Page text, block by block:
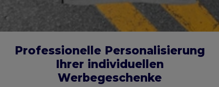
Professionelle Personalisierung
Ihrer individuellen
Werbegeschenke